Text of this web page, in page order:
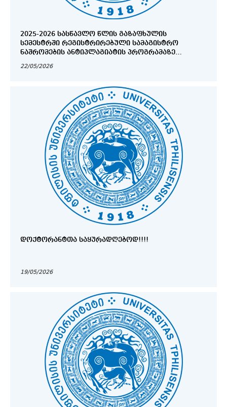
2025-2026 ᲡᲐᲡᲬᲐᲕᲚᲝ ᲬᲚᲘᲡ ᲒᲐᲖᲐᲤᲮᲣᲚᲘᲡ
ᲡᲔᲛᲔᲡᲢᲠᲨᲘ ᲠᲔᲒᲘᲡᲢᲠᲘᲠᲔᲑᲣᲚᲘ ᲡᲐᲛᲐᲒᲘᲡᲢᲠᲝ
ᲜᲐᲨᲠᲝᲛᲔᲑᲘᲡ ᲐᲜᲢᲘᲞᲚᲐᲒᲘᲐᲢᲘᲡ ᲞᲠᲝᲒᲠᲐᲛᲐᲖᲔ
22/05/2026
ᲓᲝᲥᲢᲝᲠᲐᲜᲢᲗᲐ ᲡᲐᲧᲣᲠᲐᲓᲦᲔᲑᲝᲓ!!!!
19/05/2026